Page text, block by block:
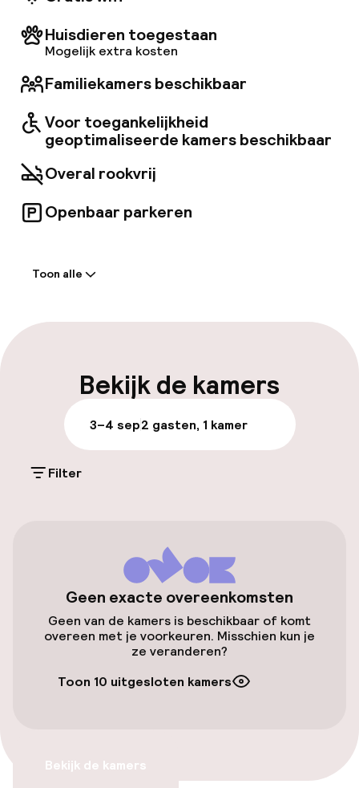
Huisdieren toegestaan
Mogelijk extra kosten
Familiekamers beschikbaar
Voor toegankelijkheid
geoptimaliseerde kamers beschikbaar
Overal rookvrij
Openbaar parkeren
Self-service inchecken (kiosk)
Laat uitchecken mogelijk
Meertalige medewerkers
Bagageruimte
Openbaar parkeren
Toegankelijkheid
geoptimaliseerde kamers beschikbaar
Toon alle
Bekijk de kamers
3–4 sep2 gasten, 1 kamer
Filter
Geen exacte overeenkomsten
Geen van de kamers is beschikbaar of komt
overeen met je voorkeuren. Misschien kun je
ze veranderen?
Toon 10 uitgesloten kamers
Bekijk de kamers